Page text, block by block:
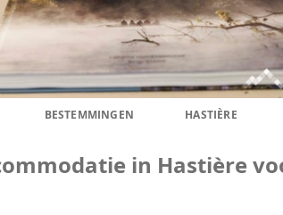
BESTEMMINGEN HASTIÈRE
in Hastière